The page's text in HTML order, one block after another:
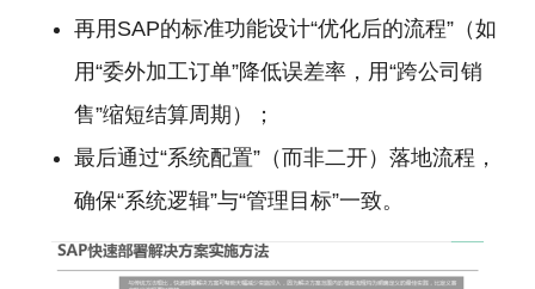
再用SAP的标准功能设计“优化后的流程”（如
用“委外加工订单”降低误差率，用“跨公司销
售”缩短结算周期）；
最后通过“系统配置”（而非二开）落地流程，
确保“系统逻辑”与“管理目标”一致。